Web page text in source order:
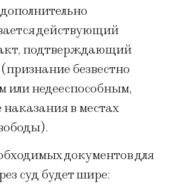
действующий
подтверждающий
безвестно
или недееспособным,
в местах
документов для
суд будет шире: